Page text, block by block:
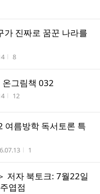
진짜로 꿈꾼 나라를
조회수
8
그림책 032
조회수
12
여름방학 독서토론 특
성시간 조회수
1
저자 북토크: 7월22일
엽점